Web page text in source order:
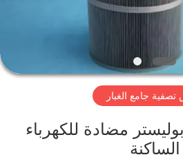
تصفية جامع الغبار
مضادة للكهرباء
الساكنة